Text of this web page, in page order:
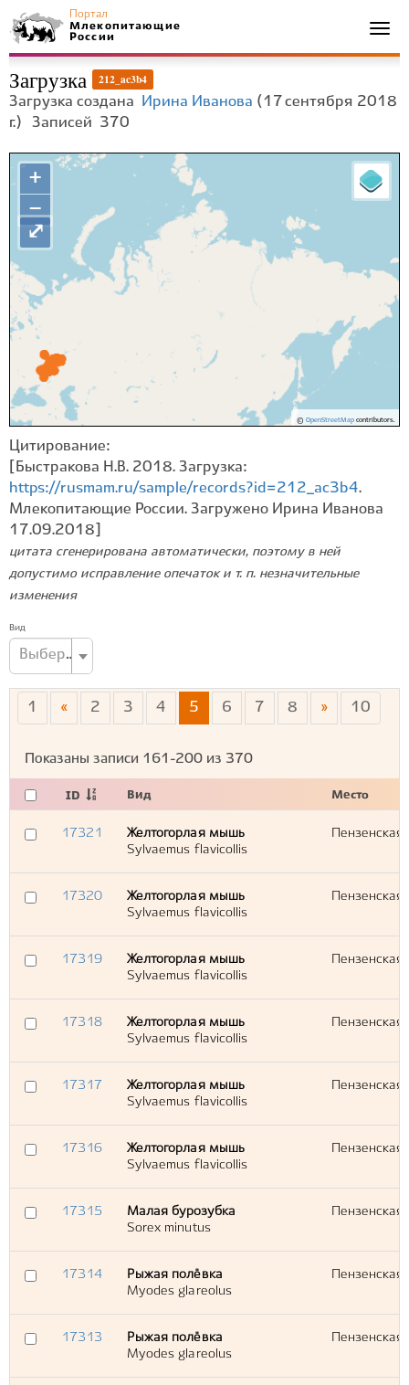
Портал
Млекопитающие
России
Загрузка 212_ac3b4
Загрузка создана Ирина Иванова (17 сентября 2018
г.) Записей 370
+
−
© OpenStreetMapcontributors.
⤢
Цитирование:
[Быстракова Н.В. 2018. Загрузка:
https://rusmam.ru/sample/records?id=212_ac3b4.
Млекопитающие России. Загружено Ирина Иванова
17.09.2018]
цитата сгенерирована автоматически, поэтому в ней
допустимо исправление опечаток и т. п. незначительные
изменения
Вид
Выберите вид...
1 « 2 3 4 5 6 7 8 » 10
Показаны записи 161-200 из 370
ID Вид Место
17321
Желтогорлая мышь
Sylvaemus flavicollis
17320
Желтогорлая мышь
Sylvaemus flavicollis
17319
Желтогорлая мышь
Sylvaemus flavicollis
17318
Желтогорлая мышь
Sylvaemus flavicollis
17317
Желтогорлая мышь
Sylvaemus flavicollis
17316
Желтогорлая мышь
Sylvaemus flavicollis
17315
Малая бурозубка
Sorex minutus
17314
Рыжая полёвка
Myodes glareolus
17313
Рыжая полёвка
Myodes glareolus